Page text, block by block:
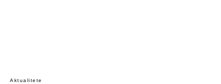
Aktualitete